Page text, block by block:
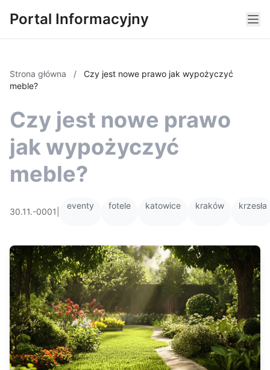
Portal Informacyjny
Strona główna /
Czy jest nowe prawo jak wypożyczyć
meble?
Czy jest nowe prawo
jak wypożyczyć
meble?
30.11.-0001
eventy fotele katowice kraków krzesła